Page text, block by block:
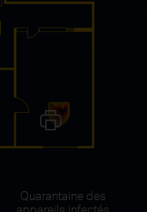
Quarantaine des
appareils infectés